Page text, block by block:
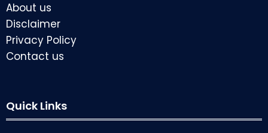
About us
Disclaimer
Privacy Policy
Contact us
Quick Links